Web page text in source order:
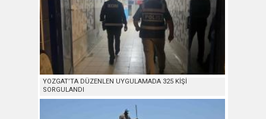
YOZGAT’TA DÜZENLEN UYGULAMADA 325 KİŞİ
SORGULANDI